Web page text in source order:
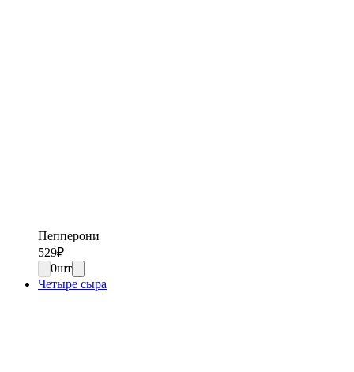
Пепперони
529₽
0шт
Четыре сыра